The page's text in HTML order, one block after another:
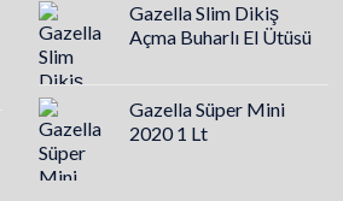
Gazella Slim Dikiş
Açma Buharlı El Ütüsü
Gazella Süper Mini
2020 1 Lt